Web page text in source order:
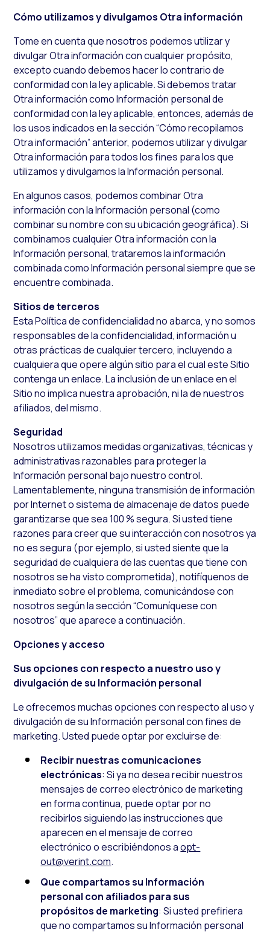
Cómo utilizamos y divulgamos Otra información
Tome en cuenta que nosotros podemos utilizar y
divulgar Otra información con cualquier propósito,
excepto cuando debemos hacer lo contrario de
conformidad con la ley aplicable. Si debemos tratar
Otra información como Información personal de
conformidad con la ley aplicable, entonces, además de
los usos indicados en la sección “Cómo recopilamos
Otra información” anterior, podemos utilizar y divulgar
Otra información para todos los fines para los que
utilizamos y divulgamos la Información personal.
En algunos casos, podemos combinar Otra
información con la Información personal (como
combinar su nombre con su ubicación geográfica). Si
combinamos cualquier Otra información con la
Información personal, trataremos la información
combinada como Información personal siempre que se
encuentre combinada.
Sitios de terceros
Esta Política de confidencialidad no abarca, y no somos
responsables de la confidencialidad, información u
otras prácticas de cualquier tercero, incluyendo a
cualquiera que opere algún sitio para el cual este Sitio
contenga un enlace. La inclusión de un enlace en el
Sitio no implica nuestra aprobación, ni la de nuestros
afiliados, del mismo.
Seguridad
Nosotros utilizamos medidas organizativas, técnicas y
administrativas razonables para proteger la
Información personal bajo nuestro control.
Lamentablemente, ninguna transmisión de información
por Internet o sistema de almacenaje de datos puede
garantizarse que sea 100 % segura. Si usted tiene
razones para creer que su interacción con nosotros ya
no es segura (por ejemplo, si usted siente que la
seguridad de cualquiera de las cuentas que tiene con
nosotros se ha visto comprometida), notifíquenos de
inmediato sobre el problema, comunicándose con
nosotros según la sección “Comuníquese con
nosotros” que aparece a continuación.
Opciones y acceso
Sus opciones con respecto a nuestro uso y
divulgación de su Información personal
Le ofrecemos muchas opciones con respecto al uso y
divulgación de su Información personal con fines de
marketing. Usted puede optar por excluirse de:
Recibir nuestras comunicaciones
electrónicas: Si ya no desea recibir nuestros
mensajes de correo electrónico de marketing
en forma continua, puede optar por no
recibirlos siguiendo las instrucciones que
aparecen en el mensaje de correo
electrónico o escribiéndonos aopt-
out@verint.com.
Que compartamos su Información
personal con afiliados para sus
propósitos de marketing: Si usted prefiriera
que no compartamos su Información personal